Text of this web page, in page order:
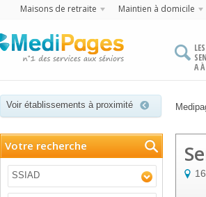
Maisons de retraite Maintien à domicile
LES
A
Voir établissements à proximité
Votre recherche
SSIAD